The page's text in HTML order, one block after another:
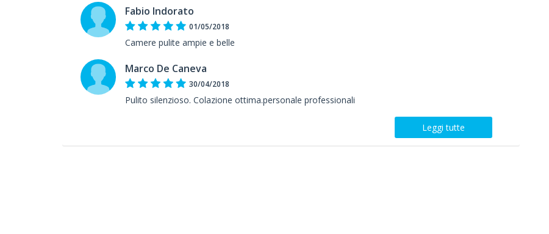
Fabio Indorato
01/05/2018
Camere pulite ampie e belle
Marco De Caneva
30/04/2018
Pulito silenzioso. Colazione ottima.personale professionali
Leggi tutte